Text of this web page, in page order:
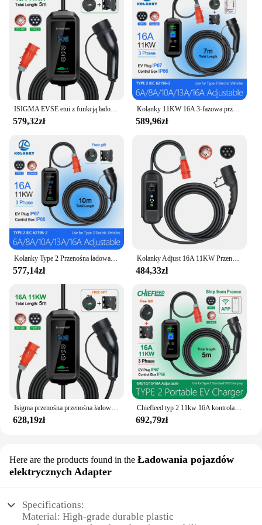
ISIGMA EVSE etui z funkcją ładowania ładowarka samochodu elektrycznego wtyczka CEE pojazd elektryczny ładowarki 11KW 16A Type2 EV przenośna ładowarka
579,32zł
Kolanky 11KW 16A 3-fazowa przenośna ładowarka samochodowa typu 2 Wi-Fi APP Wersja Bluetooth Kabel ładujący EVSE Wtyczka CEE 7m do samochodu elektrycznego
589,96zł
Kolanky Type 2 Przenośna ładowarka EV 11KW 16A 3-fazowy kabel ładujący Wtyczka CEE 10m do pojazdów elektrycznych Timer samochodowy Regulacja prądu
577,14zł
Kolanky Adjust 16A 11KW Przenośna ładowarka EV Typ 2 Ładowanie zegarowe do pojazdów elektrycznych Kabel EVSE 5M
484,33zł
Isigma przenośna przenośna ładowarka EV 11KW 16A typ 2 IEC62196-2 EVSE etui z funkcją ładowania pojazd elektryczny ładowarka samochodowa wtyczka CEE 5M kabel
628,19zł
Chiefleed typ 2 11kw 16A kontrola aplikacji pojazd elektryczny ładowarka samochodowa EVSE Wallbox 3 fazy IEC62196-2 ładowarka EV
692,79zł
Here are the products found in the Ładowania pojazdów
elektrycznych Adapter
Specifications:
Material: High-grade durable plastic